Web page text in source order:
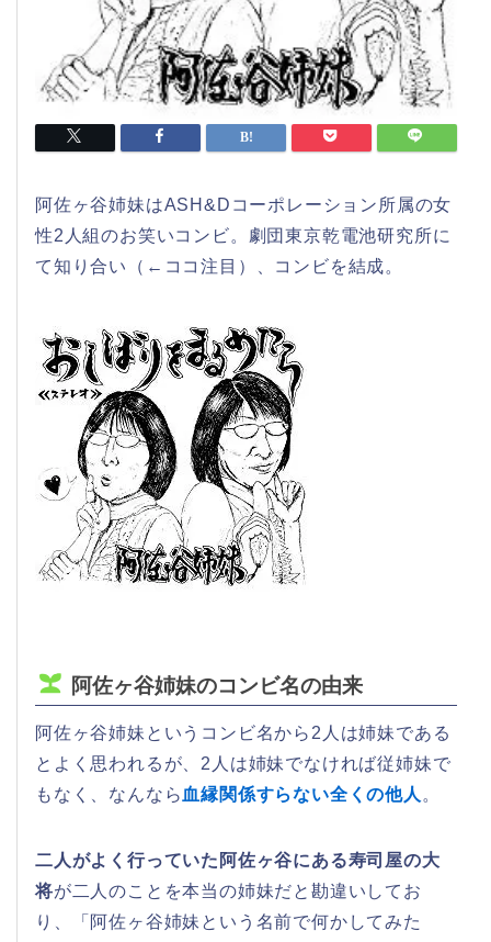
阿佐ヶ谷姉妹はASH&Dコーポレーション所属の女
性2人組のお笑いコンビ。劇団東京乾電池研究所に
て知り合い（←ココ注目）、コンビを結成。
阿佐ヶ谷姉妹のコンビ名の由来
阿佐ヶ谷姉妹というコンビ名から2人は姉妹である
とよく思われるが、2人は姉妹でなければ従姉妹で
もなく、なんなら 血縁関係すらない全くの他人 。
二人がよく行っていた阿佐ヶ谷にある寿司屋の大
将が二人のことを本当の姉妹だと勘違いしてお
り、「阿佐ヶ谷姉妹という名前で何かしてみた